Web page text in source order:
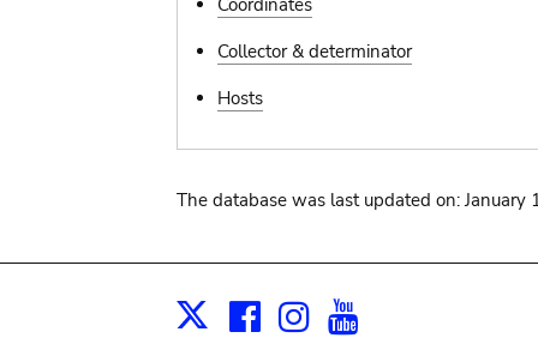
Collector & determinator
Hosts
The database was last updated on: January
X Facebook
Instagram